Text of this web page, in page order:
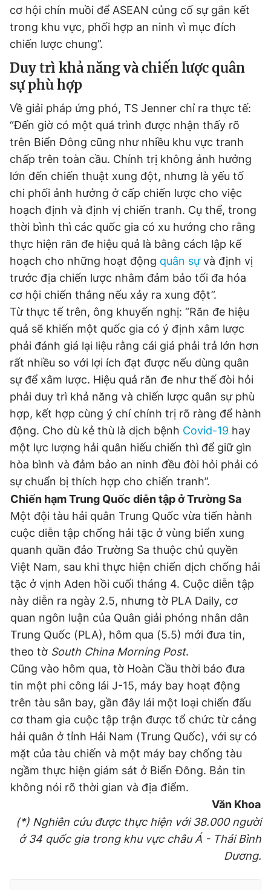
cơ hội chín muồi để ASEAN củng cố sự gắn kết
trong khu vực, phối hợp an ninh vì mục đích
chiến lược chung”.
Duy trì khả năng và chiến lược quân
sự phù hợp
Về giải pháp ứng phó, TS Jenner chỉ ra thực tế:
“Đến giờ có một quá trình được nhận thấy rõ
trên Biển Đông cũng như nhiều khu vực tranh
chấp trên toàn cầu. Chính trị không ảnh hưởng
lớn đến chiến thuật xung đột, nhưng là yếu tố
chi phối ảnh hưởng ở cấp chiến lược cho việc
hoạch định và định vị chiến tranh. Cụ thể, trong
thời bình thì các quốc gia có xu hướng cho rằng
thực hiện răn đe hiệu quả là bằng cách lập kế
hoạch cho những hoạt động quân sựvà định vị
trước địa chiến lược nhằm đảm bảo tối đa hóa
cơ hội chiến thắng nếu xảy ra xung đột”.
Từ thực tế trên, ông khuyến nghị: “Răn đe hiệu
quả sẽ khiến một quốc gia có ý định xâm lược
phải đánh giá lại liệu rằng cái giá phải trả lớn hơn
rất nhiều so với lợi ích đạt được nếu dùng quân
sự để xâm lược. Hiệu quả răn đe như thế đòi hỏi
phải duy trì khả năng và chiến lược quân sự phù
hợp, kết hợp cùng ý chí chính trị rõ ràng để hành
động. Cho dù kẻ thù là dịch bệnh Covid-19 hay
một lực lượng hải quân hiếu chiến thì để giữ gìn
hòa bình và đảm bảo an ninh đều đòi hỏi phải có
sự chuẩn bị thích hợp cho chiến tranh”.
Chiến hạm Trung Quốc diễn tập ở Trường Sa
Một đội tàu hải quân Trung Quốc vừa tiến hành
cuộc diễn tập chống hải tặc ở vùng biển xung
quanh quần đảo Trường Sa thuộc chủ quyền
Việt Nam, sau khi thực hiện chiến dịch chống hải
tặc ở vịnh Aden hồi cuối tháng 4. Cuộc diễn tập
này diễn ra ngày 2.5, nhưng tờ PLA Daily, cơ
quan ngôn luận của Quân giải phóng nhân dân
Trung Quốc (PLA), hôm qua (5.5) mới đưa tin,
theo tờ South China Morning Post.
Cũng vào hôm qua, tờ Hoàn Cầu thời báo đưa
tin một phi công lái J-15, máy bay hoạt động
trên tàu sân bay, gần đây lái một loại chiến đấu
cơ tham gia cuộc tập trận được tổ chức từ cảng
hải quân ở tỉnh Hải Nam (Trung Quốc), với sự có
mặt của tàu chiến và một máy bay chống tàu
ngầm thực hiện giám sát ở Biển Đông. Bản tin
không nói rõ thời gian và địa điểm.
Văn Khoa
(*) Nghiên cứu được thực hiện với 38.000 người
ở 34 quốc gia trong khu vực châu Á - Thái Bình
Dương.